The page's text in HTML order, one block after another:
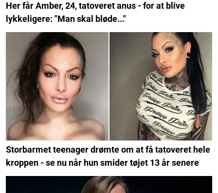
Her får Amber, 24, tatoveret anus - for at blive
lykkeligere: "Man skal bløde..."
Storbarmet teenager drømte om at få tatoveret hele
kroppen - se nu når hun smider tøjet 13 år senere